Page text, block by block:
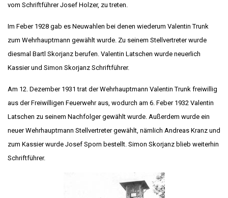
vom Schriftführer Josef Holzer, zu treten.
Im Feber 1928 gab es Neuwahlen bei denen wiederum Valentin Trunk
zum Wehrhauptmann gewählt wurde. Zu seinem Stellvertreter wurde
diesmal Bartl Skorjanz berufen. Valentin Latschen wurde neuerlich
Kassier und Simon Skorjanz Schriftführer.
Am 12. Dezember 1931 trat der Wehrhauptmann Valentin Trunk freiwillig
aus der Freiwilligen Feuerwehr aus, wodurch am 6. Feber 1932 Valentin
Latschen zu seinem Nachfolger gewählt wurde. Außerdem wurde ein
neuer Wehrhauptmann Stellvertreter gewählt, nämlich Andreas Kranz und
zum Kassier wurde Josef Sporn bestellt. Simon Skorjanz blieb weiterhin
Schriftführer.